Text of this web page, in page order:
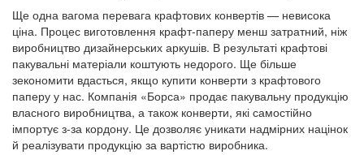
Ще одна вагома перевага крафтових конвертів — невисока
ціна. Процес виготовлення крафт-паперу менш затратний, ніж
виробництво дизайнерських аркушів. В результаті крафтові
пакувальні матеріали коштують недорого. Ще більше
зекономити вдасться, якщо купити конверти з крафтового
паперу у нас. Компанія «Борса» продає пакувальну продукцію
власного виробництва, а також конверти, які самостійно
імпортує з-за кордону. Це дозволяє уникати надмірних націнок
й реалізувати продукцію за вартістю виробника.